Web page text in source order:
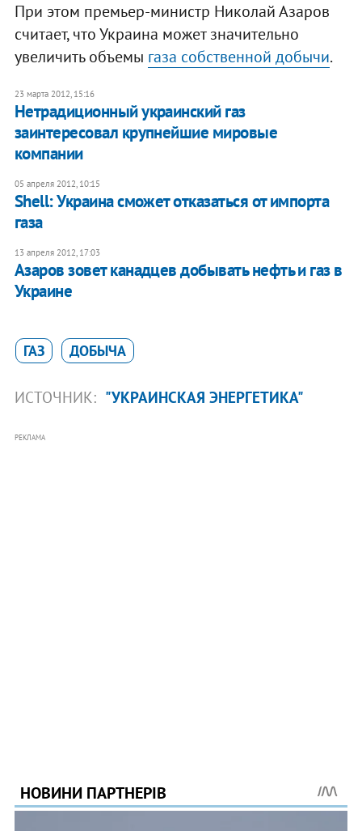
При этом премьер-министр Николай Азаров
считает, что Украина может значительно
увеличить объемы газа собственной добычи.
23 марта 2012, 15:16
Нетрадиционный украинский газ
заинтересовал крупнейшие мировые
компании
05 апреля 2012, 10:15
Shell: Украина сможет отказаться от импорта
газа
13 апреля 2012, 17:03
Азаров зовет канадцев добывать нефть и газ в
Украине
ГАЗ ДОБЫЧА
ИСТОЧНИК: "УКРАИНСКАЯ ЭНЕРГЕТИКА"
РЕКЛАМА